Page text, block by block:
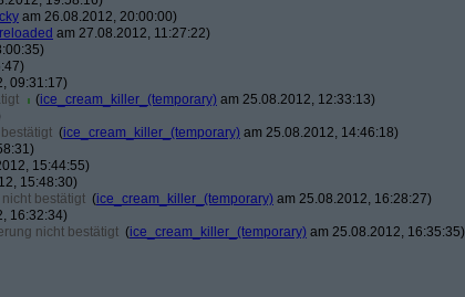
am 26.08.2012, 20:00:00)
am 27.08.2012, 11:27:22)
09:31:17)
(ice_cream_killer_(temporary) am 25.08.2012, 12:33:13)
(ice_cream_killer_(temporary) am 25.08.2012, 14:46:18)
15:44:55)
15:48:30)
bestätigt (ice_cream_killer_(temporary) am 25.08.2012, 16:28:27)
16:32:34)
nicht bestätigt (ice_cream_killer_(temporary) am 25.08.2012, 16:35:35)